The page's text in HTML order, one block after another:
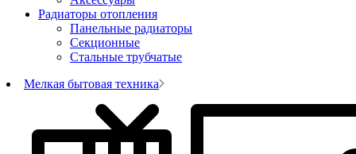
Радиаторы отопления
Панельные радиаторы
Секционные
Стальные трубчатые
Мелкая бытовая техника